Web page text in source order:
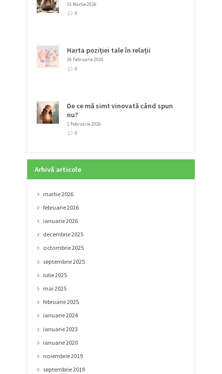
15 Martie 2026
0
Harta poziției tale în relații
26 Februarie 2026
0
De ce mă simt vinovată când spun
nu?
1 Februarie 2026
0
Arhivă articole
martie2026
februarie2026
ianuarie2026
decembrie2025
octombrie2025
septembrie2025
iulie2025
mai 2025
februarie2025
ianuarie2024
ianuarie2023
ianuarie2020
noiembrie2019
septembrie2019